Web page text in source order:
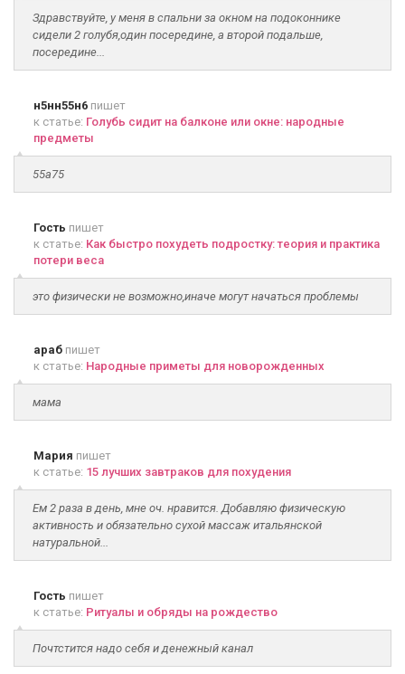
Здравствуйте, у меня в спальни за окном на подоконнике
сидели 2 голубя,один посередине, а второй подальше,
посередине...
н5нн55н6 пишет
к статье: Голубь сидит на балконе или окне: народные
предметы
55а75
Гость пишет
к статье: Как быстро похудеть подростку: теория и практика
потери веса
это физически не возможно,иначе могут начаться проблемы
араб пишет
к статье: Народные приметы для новорожденных
мама
Мария пишет
к статье: 15 лучших завтраков для похудения
Ем 2 раза в день, мне оч. нравится. Добавляю физическую
активность и обязательно сухой массаж итальянской
натуральной...
Гость пишет
к статье: Ритуалы и обряды на рождество
Почтстится надо себя и денежный канал